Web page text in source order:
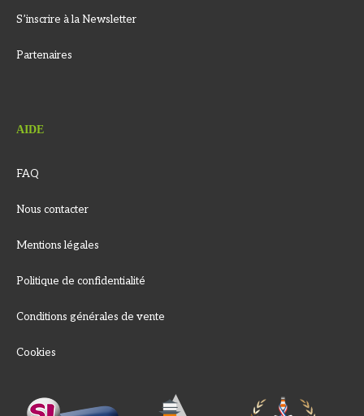
S’inscrire à la Newsletter
Partenaires
AIDE
FAQ
Nous contacter
Mentions légales
Politique de confidentialité
Conditions générales de vente
Cookies